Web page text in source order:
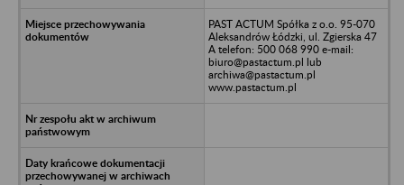
PAST ACTUM Spółka z o.o. 95-070
Aleksandrów Łódzki, ul. Zgierska 47
A telefon: 500 068 990 e-mail:
biuro@pastactum.pl lub
archiwa@pastactum.pl
www.pastactum.pl